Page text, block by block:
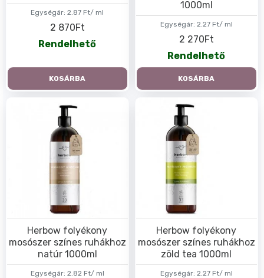
Egységár: 2.87 Ft/ ml
2 870Ft
Rendelhető
KOSÁRBA
Egységár: 2.27 Ft/ ml
1000ml
2 270Ft
Rendelhető
KOSÁRBA
Egységár: 2.82 Ft/ ml
Herbow folyékony
mosószer színes ruhákhoz
natúr 1000ml
Egységár: 2.27 Ft/ ml
Herbow folyékony
mosószer színes ruhákhoz
zöld tea 1000ml